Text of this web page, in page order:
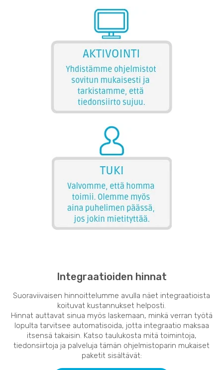
Integraatioiden hinnat
Suoraviivaisen hinnoittelumme avulla näet integraatioista
koituvat kustannukset helposti.
Hinnat auttavat sinua myös laskemaan, minkä verran työtä
lopulta tarvitsee automatisoida, jotta integraatio maksaa
itsensä takaisin. Katso taulukosta mitä toimintoja,
tiedonsiirtoja ja palveluja tämän ohjelmistoparin mukaiset
paketit sisältävät: